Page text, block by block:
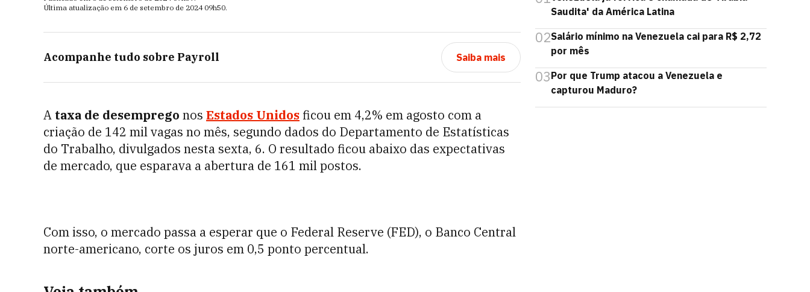
Última atualização em 6 de setembro de 2024 09h50.
Acompanhe tudo sobre Payroll Saiba mais
A taxa de desemprego nos Estados Unidos ficou em 4,2% em agosto com a
criação de 142 mil vagas no mês, segundo dados do Departamento de Estatísticas
do Trabalho, divulgados nesta sexta, 6. O resultado ficou abaixo das expectativas
de mercado, que esparava a abertura de 161 mil postos.
Com isso, o mercado passa a esperar que o Federal Reserve (FED), o Banco Central
norte-americano, corte os juros em 0,5 ponto percentual.
Saudita' da América Latina
02Salário mínimo na Venezuela cai para R$ 2,72
por mês
03Por que Trump atacou a Venezuela e
capturou Maduro?